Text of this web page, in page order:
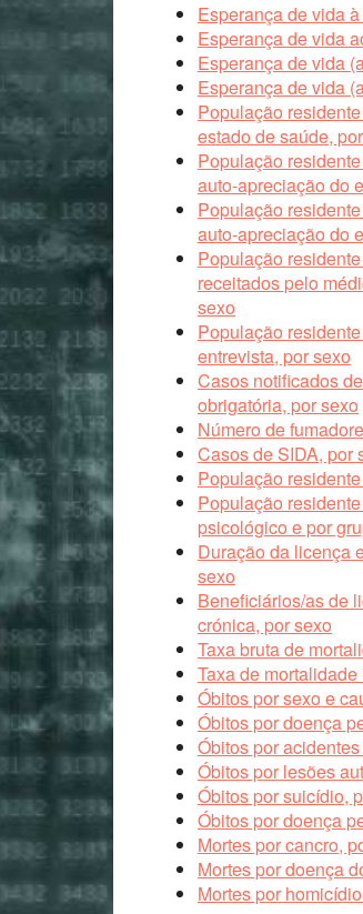
Esperança de vida
Esperança de vida
Esperança de vida
Esperança de vida
População
estado de saúde,
População
auto-apreciação do
População
auto-apreciação do
População
receitados pelo
sexo
População
entrevista, por sexo
Casos notificados
obrigatória, por sexo
Número de
Casos de SIDA, por
População
População
psicológico e por
Duração da licença
sexo
Beneficiários/as de
crónica, por sexo
Taxa bruta de
Taxa de
Óbitos por sexo e
Óbitos por doença
Óbitos por
Óbitos por lesões
Óbitos por suicídio,
Óbitos por doença
Mortes por cancro,
Mortes por doença
Mortes por